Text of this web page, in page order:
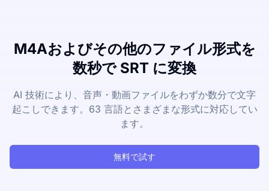
M4Aおよびその他のファイル形式を
数秒で SRT に変換
AI 技術により、音声・動画ファイルをわずか数分で文字
起こしできます。63 言語とさまざまな形式に対応してい
ます。
無料で試す